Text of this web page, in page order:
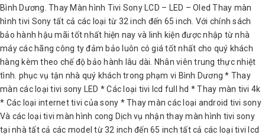
Bình Dương. Thay Màn hình Tivi Sony LCD – LED – Oled Thay màn
hình tivi Sony tất cả các loại từ 32 inch đến 65 inch. Với chính sách
bảo hành hậu mãi tốt nhất hiện nay và linh kiện được nhập từ nhà
máy các hãng công ty đảm bảo luôn có giá tốt nhất cho quý khách
hàng kèm theo chế độ bảo hành lâu dài. Nhân viên trung thực nhiệt
tình. phục vụ tận nhà quý khách trong phạm vi Bình Dương * Thay
màn các loại tivi sony LED * Các loại tivi lcd full hd * Thay màn tivi 4k
* Các loại internet tivi của sony * Thay màn các loại android tivi sony
Và các loại tivi màn hình cong Dịch vụ nhận thay màn hình tivi sony
tại nhà tất cả các model từ 32 inch đến 65 inch tất cả các loại tivi lcd